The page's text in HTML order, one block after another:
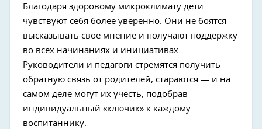
Благодаря здоровому микроклимату дети
чувствуют себя более уверенно. Они не боятся
высказывать свое мнение и получают поддержку
во всех начинаниях и инициативах.
Руководители и педагоги стремятся получить
обратную связь от родителей, стараются — и на
самом деле могут их учесть, подобрав
индивидуальный «ключик» к каждому
воспитаннику.